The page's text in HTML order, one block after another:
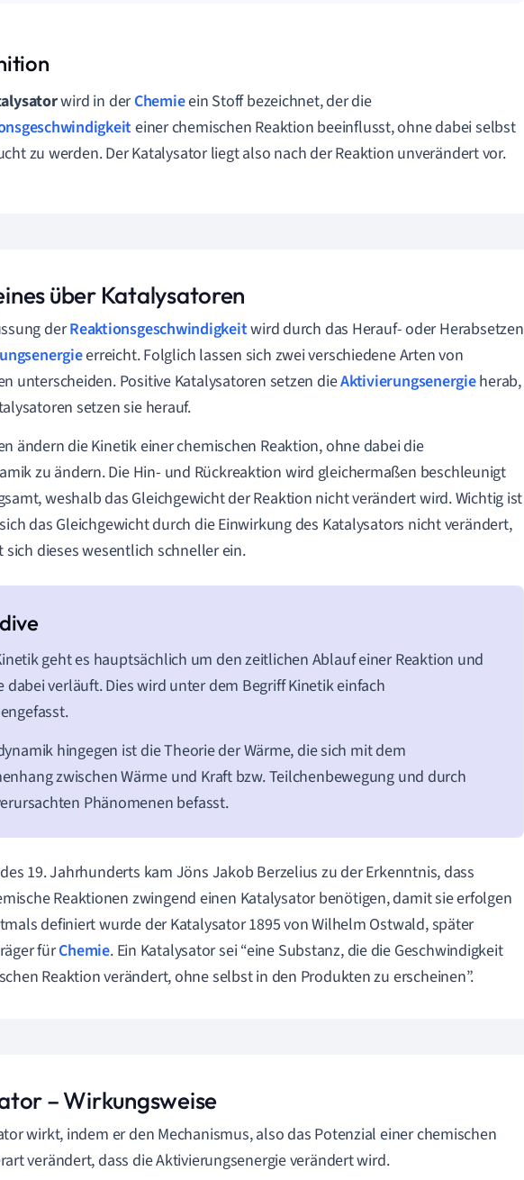
wird in derChemieein Stoff bezeichnet, der die
einer chemischen Reaktion beeinflusst, ohne dabei selbst
zu werden. Der Katalysator liegt also nach der Reaktion unverändert vor.
über Katalysatoren
derReaktionsgeschwindigkeitwird durch das Herauf- oder Herabsetzen
erreicht. Folglich lassen sich zwei verschiedene Arten von
unterscheiden. Positive Katalysatoren setzen dieAktivierungsenergieherab,
setzen sie herauf.
ändern die Kinetik einer chemischen Reaktion, ohne dabei die
zu ändern. Die Hin- und Rückreaktion wird gleichermaßen beschleunigt
weshalb das Gleichgewicht der Reaktion nicht verändert wird. Wichtig ist
das Gleichgewicht durch die Einwirkung des Katalysators nicht verändert,
dieses wesentlich schneller ein.
geht es hauptsächlich um den zeitlichen Ablauf einer Reaktion und
dabei verläuft. Dies wird unter dem Begriff Kinetik einfach
hingegen ist die Theorie der Wärme, die sich mit dem
zwischen Wärme und Kraft bzw. Teilchenbewegung und durch
Phänomenen befasst.
19. Jahrhunderts kam Jöns Jakob Berzelius zu der Erkenntnis, dass
Reaktionen zwingend einen Katalysator benötigen, damit sie erfolgen
definiert wurde der Katalysator 1895 von Wilhelm Ostwald, später
fürChemie. Ein Katalysator sei “eine Substanz, die die Geschwindigkeit
Reaktion verändert, ohne selbst in den Produkten zu erscheinen”.
– Wirkungsweise
wirkt, indem er den Mechanismus, also das Potenzial einer chemischen
verändert, dass die Aktivierungsenergie verändert wird.